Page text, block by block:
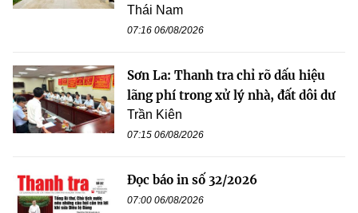
Thái Nam
07:16 06/08/2026
Sơn La: Thanh tra chỉ rõ dấu hiệu
lãng phí trong xử lý nhà, đất dôi dư
Trần Kiên
07:15 06/08/2026
Đọc báo in số 32/2026
07:00 06/08/2026